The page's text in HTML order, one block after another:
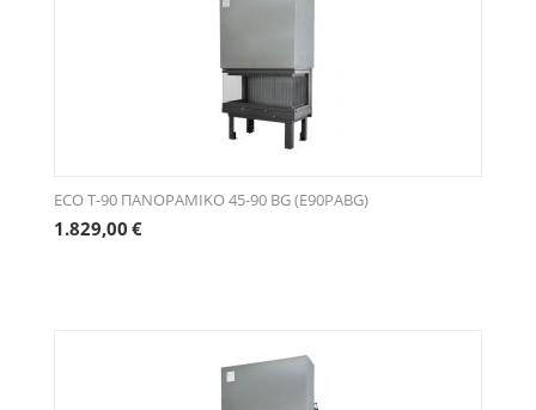
ECO Τ-90 ΠΑΝΟΡΑΜΙΚΟ 45-90 BG (E90PABG)
1.829,00 €